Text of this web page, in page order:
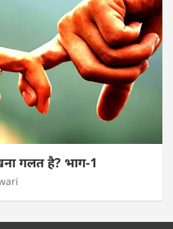
गलत है? भाग-1